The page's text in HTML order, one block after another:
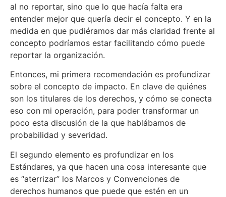
al no reportar, sino que lo que hacía falta era
entender mejor que quería decir el concepto. Y en la
medida en que pudiéramos dar más claridad frente al
concepto podríamos estar facilitando cómo puede
reportar la organización.
Entonces, mi primera recomendación es profundizar
sobre el concepto de impacto. En clave de quiénes
son los titulares de los derechos, y cómo se conecta
eso con mi operación, para poder transformar un
poco esta discusión de la que hablábamos de
probabilidad y severidad.
El segundo elemento es profundizar en los
Estándares, ya que hacen una cosa interesante que
es “aterrizar” los Marcos y Convenciones de
derechos humanos que puede que estén en un